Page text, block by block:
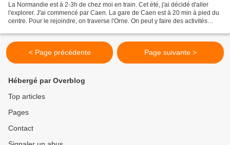
La Normandie est à 2-3h de chez moi en train. Cet été, j'ai décidé d'aller
l'explorer. J'ai commencé par Caen. La gare de Caen est à 20 min à pied du
centre. Pour le rejoindre, on traverse l'Orne. On peut y faire des activités
< Page précédente Page suivante >
Hébergé par Overblog
Top articles
Pages
Contact